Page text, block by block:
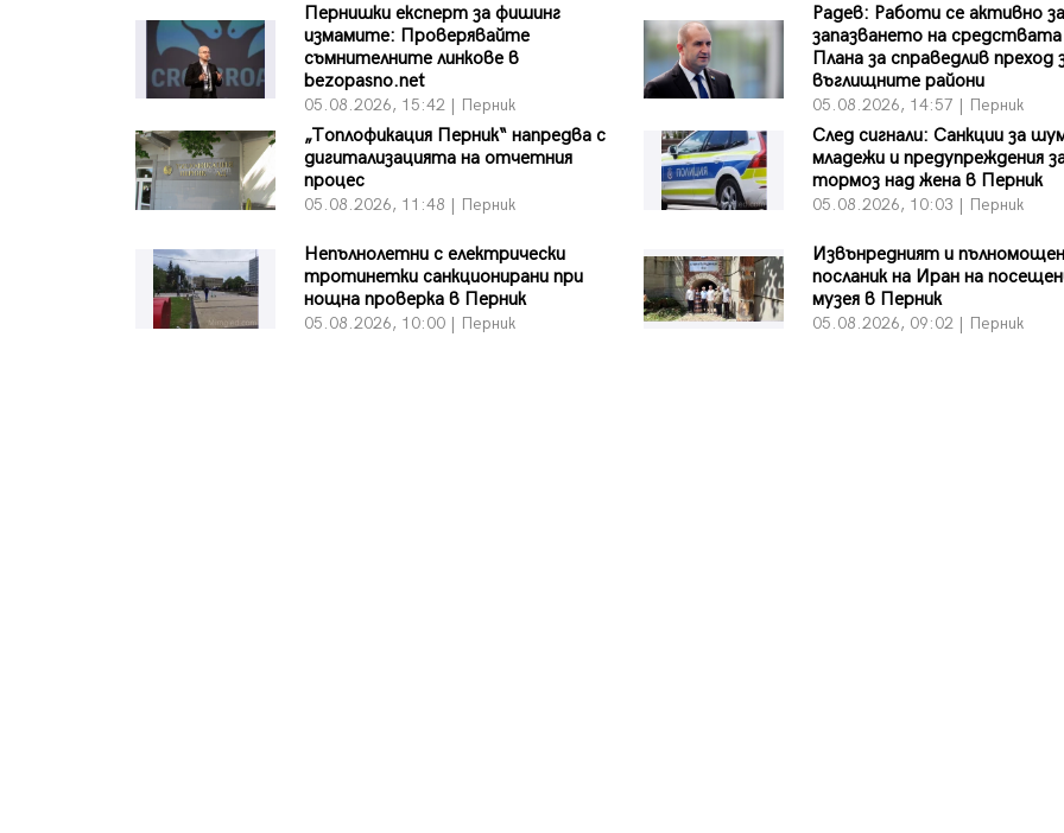
Пернишки експерт за фишинг
измамите: Проверявайте
съмнителните линкове в
bezopasno.net
05.08.2026, 15:42 | Перник
Радев: Работи се активно за
запазването на
Плана за справедлив преход
въглищните райони
05.08.2026, 14:57 | Перник
„Топлофикация Перник“ напредва с
дигитализацията на отчетния
процес
05.08.2026, 11:48 | Перник
След сигнали: Санкции за
младежи и предупреждения
тормоз над жена в Перник
05.08.2026, 10:03 | Перник
Непълнолетни с електрически
тротинетки санкционирани при
нощна проверка в Перник
05.08.2026, 10:00 | Перник
Извънредният и пълномощен
посланик на Иран на
музея в Перник
05.08.2026, 09:02 | Перник